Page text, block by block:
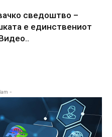
сведоштво –
е единствениот
-